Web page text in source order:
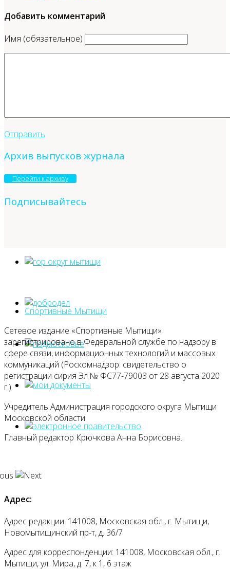
Добавить комментарий
Имя (обязательное)
Отправить
Архив выпусков журнала
Перейти к архиву
Подписывайтесь
Спортивные Мытищи
Сетевое издание «Спортивные Мытищи»
зарегистрировано в Федеральной службе по надзору в
сфере связи, информационных технологий и массовых
коммуникаций (Роскомнадзор: свидетельство о
регистрации сирия Эл № ФС77-79003 от 28 августа 2020
г.).
Учредитель Администрация городского округа Мытищи
Московской области
Главный редактор Крючкова Анна Борисовна.
Адрес:
Адрес редакции: 141008, Московская обл., г. Мытищи,
Новомытищинский пр-т, д. 36/7
Адрес для корреспонденции: 141008, Московская обл., г.
Мытищи, ул. Мира, д. 7, к 1, 6 этаж